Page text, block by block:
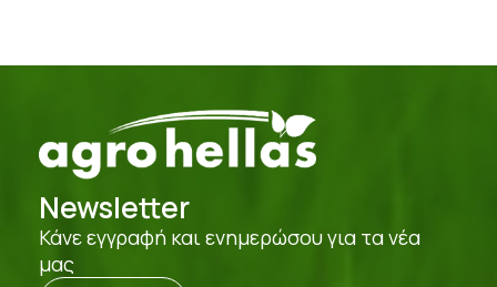
Newsletter
Κάνε εγγραφή και ενημερώσου για τα νέα
μας